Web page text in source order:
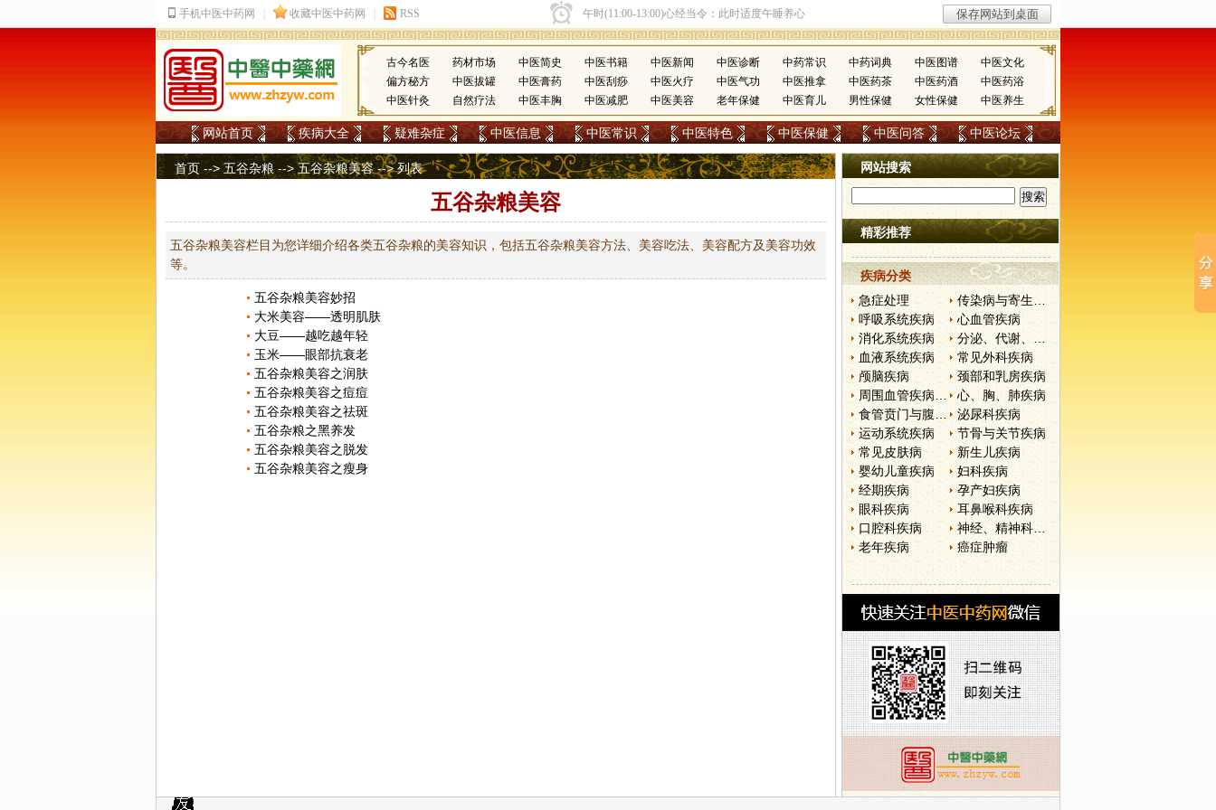
古今名医 药材市场 中医简史 中医书籍 中医新闻 中医诊断 中药常识 中药词典 中医图谱
中医文化
偏方秘方
中医拔罐 中医膏药 中医刮痧 中医火疗 中医气功 中医推拿 中医药茶 中医药酒
中医药浴
中医针灸
自然疗法 中医丰胸 中医减肥 中医美容 老年保健 中医育儿 男性保健 女性保健 中医养生
网站首页 疾病大全 疑难杂症 中医信息 中医常识 中医特色 中医保健 中医问答 中医论坛
首页 -->五谷杂粮 -->五谷杂粮美容-->列表
五谷杂粮美容
五谷杂粮美容栏目为您详细介绍各类五谷杂粮的美容知识，包括五谷杂粮美容方法、美容吃法、美容配方及美容功效
等。
五谷杂粮美容妙招
大米美容——透明肌肤
大豆——越吃越年轻
玉米——眼部抗衰老
五谷杂粮美容之润肤
五谷杂粮美容之痘痘
五谷杂粮美容之祛斑
五谷杂粮之黑养发
五谷杂粮美容之脱发
五谷杂粮美容之瘦身
网站搜索
精彩推荐
疾病分类
急症处理
传染病与寄生虫病
呼吸系统疾病
心血管疾病
消化系统疾病
分泌、代谢、营养和肾脏疾病
血液系统疾病
常见外科疾病
颅脑疾病
颈部和乳房疾病
周围血管疾病和淋巴管疾病
心、胸、肺疾病
食管贲门与腹部疾病
泌尿科疾病
运动系统疾病
节骨与关节疾病
常见皮肤病
新生儿疾病
婴幼儿童疾病
妇科疾病
经期疾病
孕产妇疾病
眼科疾病
耳鼻喉科疾病
口腔科疾病
神经、精神科疾病
老年疾病
癌症肿瘤